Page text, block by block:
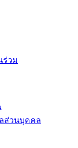
ร่วม
ส่วนบุคคล